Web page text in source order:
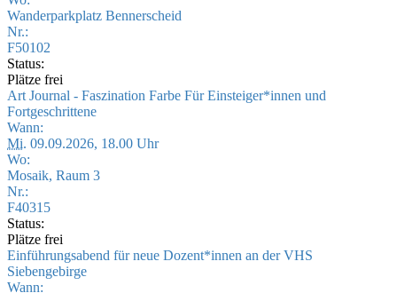
Wanderparkplatz Bennerscheid
Nr.:
F50102
Status:
Plätze frei
Art Journal - Faszination Farbe Für Einsteiger*innen und
Fortgeschrittene
Wann:
Mi. 09.09.2026, 18.00 Uhr
Wo:
Mosaik, Raum 3
Nr.:
F40315
Status:
Plätze frei
Einführungsabend für neue Dozent*innen an der VHS
Siebengebirge
Wann: